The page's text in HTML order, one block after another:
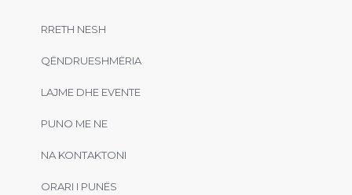
RRETH NESH
QËNDRUESHMËRIA
LAJME DHE EVENTE
PUNO ME NE
NA KONTAKTONI
ORARI I PUNËS